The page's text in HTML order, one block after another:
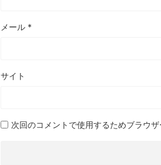
メール *
サイト
次回のコメントで使用するためブラウ